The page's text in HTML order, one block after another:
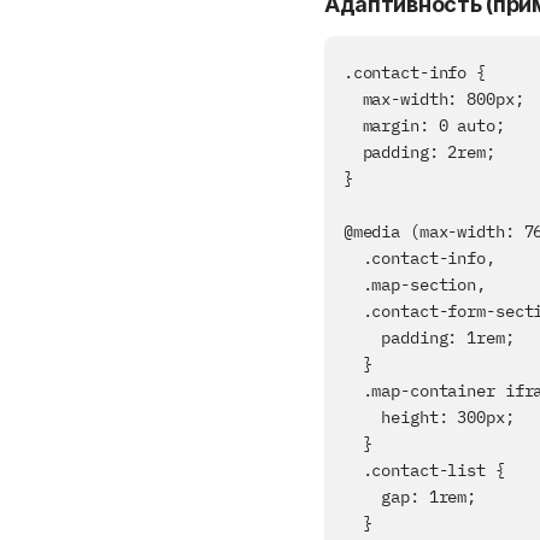
.contact-info {
}
@media (max-width: